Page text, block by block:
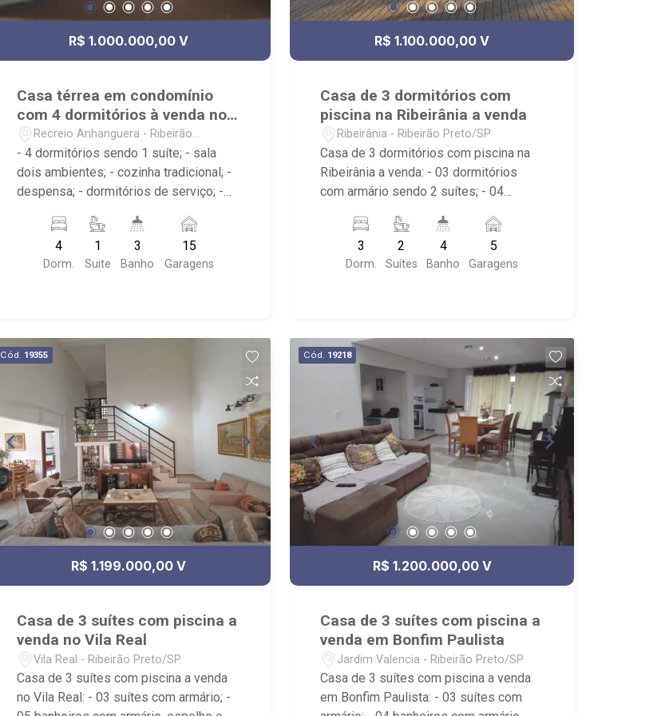
R$ 1.000.000,00 V
Casa térrea em condomínio
com 4 dormitórios à venda no
Recreio Internacional
Recreio Anhanguera - Ribeirão
Preto/SP
- 4 dormitórios sendo 1 suíte; - sala
dois ambientes; - cozinha tradicional; -
despensa; - dormitórios de serviço; -
churrasqueira e fogão à lenha; - prainha;
- área de serviço; - 3 banheiros; - 15
vagas de garagem descobertas; -
4
Dorm.
1
Suite
3
Banho
15
Garagens
R$ 1.100.000,00 V
Casa de 3 dormitórios com
piscina na Ribeirânia a venda
Ribeirânia - Ribeirão Preto/SP
Casa de 3 dormitórios com piscina na
Ribeirânia a venda: - 03 dormitórios
com armário sendo 2 suítes; - 04
- Sala de estar; - Cozinha planejada; -
Despensa; - Área de serviço; - Varanda
gourmet; - Churrasqueira; - Piscina; -
3
Dorm.
2
Suítes
4
Banho
5
Garagens
Cód. 19355
R$ 1.199.000,00 V
Casa de 3 suítes com piscina a
venda no Vila Real
Vila Real - Ribeirão Preto/SP
Casa de 3 suítes com piscina a venda
no Vila Real: - 03 suítes com armário; -
Cód. 19218
R$ 1.200.000,00 V
Casa de 3 suítes com piscina a
venda em Bonfim Paulista
Jardim Valencia - Ribeirão Preto/SP
Casa de 3 suítes com piscina a venda
em Bonfim Paulista: - 03 suítes com